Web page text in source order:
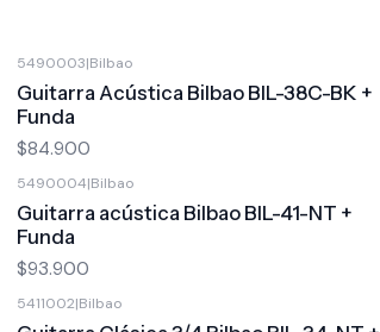
5490003|Bilbao
Guitarra Acústica Bilbao BIL-38C-BK +
Funda
$84.900
5490004|Bilbao
Guitarra acústica Bilbao BIL-41-NT +
Funda
$93.900
5411002|Bilbao